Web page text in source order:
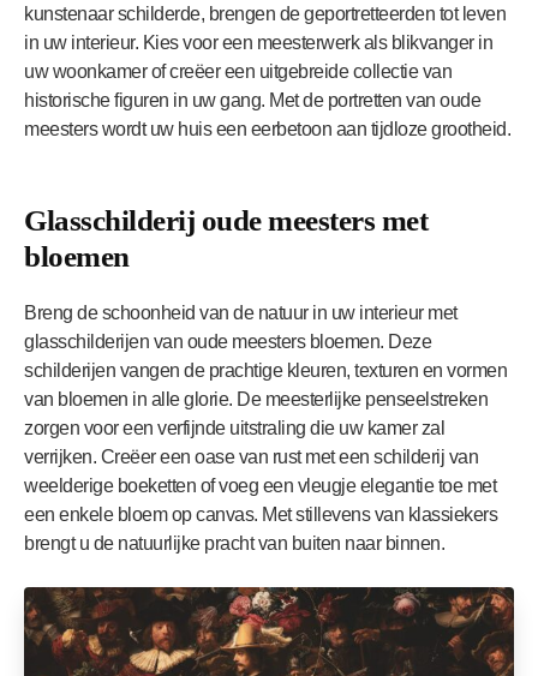
kunstenaar schilderde, brengen de geportretteerden tot leven
in uw interieur. Kies voor een meesterwerk als blikvanger in
uw woonkamer of creëer een uitgebreide collectie van
historische figuren in uw gang. Met de portretten van oude
meesters wordt uw huis een eerbetoon aan tijdloze grootheid.
Glasschilderij oude meesters met
bloemen
Breng de schoonheid van de natuur in uw interieur met
glasschilderijen van oude meesters bloemen. Deze
schilderijen vangen de prachtige kleuren, texturen en vormen
van bloemen in alle glorie. De meesterlijke penseelstreken
zorgen voor een verfijnde uitstraling die uw kamer zal
verrijken. Creëer een oase van rust met een schilderij van
weelderige boeketten of voeg een vleugje elegantie toe met
een enkele bloem op canvas. Met stillevens van klassiekers
brengt u de natuurlijke pracht van buiten naar binnen.